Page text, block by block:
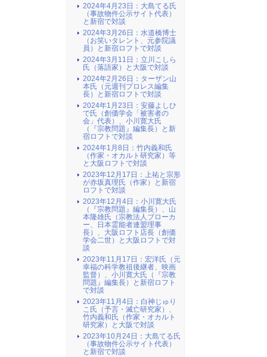
2024年4月23日：大島てる氏
（事故物件公示サイト代表）
と新宿で対談
2024年3月26日：水道橋博士
（お笑いタレント、元参院議
員）と新宿ロフトで対談
2024年3月11日：立川こしら
氏（落語家）と大阪で対談
2024年2月26日：ターザン山
本氏（元週刊プロレス編集
長）と新宿ロフトで対談
2024年1月23日：安藤よしひ
で氏（創価学会「被害者の
会」代表）、小川寛大氏
（『宗教問題』編集長）と新
宿ロフトで対談
2024年1月8日：竹内義和氏
（作家・オカルト研究家）等
と大阪ロフトで対談
2023年12月17日：上祐と宗形
が赤坂真理氏（作家）と新宿
ロフトで対談
2023年12月4日：小川寛大氏
（『宗教問題』編集長）、山
本隆雄氏（宗教法人ブローカ
ー、日本霊能者連盟理事
長）、大阪ロフト店長（創価
学会二世）と大阪ロフトで対
談
2023年11月17日：宏洋氏（元
幸福の科学教祖後継者、映画
監督）、小川寛大氏（『宗教
問題』編集長）と新宿ロフト
で対談
2023年11月4日：白神じゅり
こ氏（予言・滅亡研究家）、
竹内義和氏（作家・オカルト
研究家）と大阪で対談
2023年10月24日：大島てる氏
（事故物件公示サイト代表）
と新宿で対談